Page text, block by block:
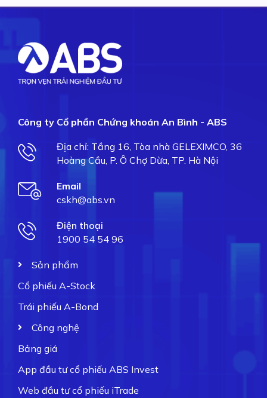
Công ty Cổ phần Chứng khoán An Bình - ABS
Địa chỉ: Tầng 16, Tòa nhà GELEXIMCO, 36
Hoàng Cầu, P. Ô Chợ Dừa, TP. Hà Nội
Email
cskh@abs.vn
Điện thoại
1900 54 54 96
Sản phẩm
Cổ phiếu A-Stock
Trái phiếu A-Bond
Công nghệ
Bảng giá
App đầu tư cổ phiếu ABS Invest
Web đầu tư cổ phiếu iTrade